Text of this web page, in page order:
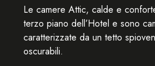
Le camere Attic, calde e
terzo piano dell’Hotel e sono
caratterizzate da un tetto
oscurabili.